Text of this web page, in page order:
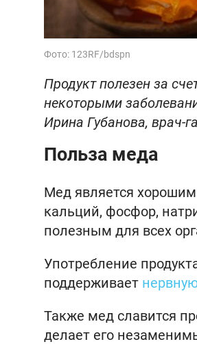
Фото: 123RF/bdspn
Продукт полезен за
некоторыми
Ирина Губанова, врач-
Польза меда
Мед является
кальций, фосфор,
полезным для всех
Употребление
поддерживает
Также мед славится
делает его